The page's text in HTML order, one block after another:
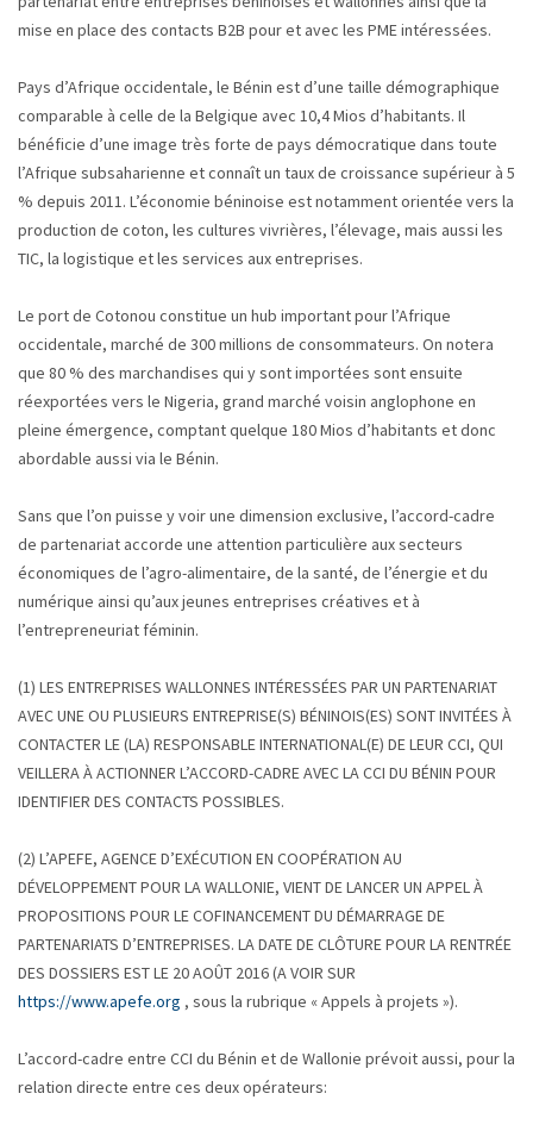
mise en place des contacts B2B pour et avec les PME intéressées.
Pays d’Afrique occidentale, le Bénin est d’une taille démographique
comparable à celle de la Belgique avec 10,4 Mios d’habitants. Il
bénéficie d’une image très forte de pays démocratique dans toute
l’Afrique subsaharienne et connaît un taux de croissance supérieur à 5
% depuis 2011. L’économie béninoise est notamment orientée vers la
production de coton, les cultures vivrières, l’élevage, mais aussi les
TIC, la logistique et les services aux entreprises.
Le port de Cotonou constitue un hub important pour l’Afrique
occidentale, marché de 300 millions de consommateurs. On notera
que 80 % des marchandises qui y sont importées sont ensuite
réexportées vers le Nigeria, grand marché voisin anglophone en
pleine émergence, comptant quelque 180 Mios d’habitants et donc
abordable aussi via le Bénin.
Sans que l’on puisse y voir une dimension exclusive, l’accord-cadre
de partenariat accorde une attention particulière aux secteurs
économiques de l’agro-alimentaire, de la santé, de l’énergie et du
numérique ainsi qu’aux jeunes entreprises créatives et à
l’entrepreneuriat féminin.
(1) LES ENTREPRISES WALLONNES INTÉRESSÉES PAR UN PARTENARIAT
AVEC UNE OU PLUSIEURS ENTREPRISE(S) BÉNINOIS(ES) SONT INVITÉES À
CONTACTER LE (LA) RESPONSABLE INTERNATIONAL(E) DE LEUR CCI, QUI
VEILLERA À ACTIONNER L’ACCORD-CADRE AVEC LA CCI DU BÉNIN POUR
IDENTIFIER DES CONTACTS POSSIBLES.
(2) L’APEFE, AGENCE D’EXÉCUTION EN COOPÉRATION AU
DÉVELOPPEMENT POUR LA WALLONIE, VIENT DE LANCER UN APPEL À
PROPOSITIONS POUR LE COFINANCEMENT DU DÉMARRAGE DE
PARTENARIATS D’ENTREPRISES. LA DATE DE CLÔTURE POUR LA RENTRÉE
DES DOSSIERS EST LE 20 AOÛT 2016 (A VOIR SUR
https://www.apefe.org , sous la rubrique « Appels à projets »).
L’accord-cadre entre CCI du Bénin et de Wallonie prévoit aussi, pour la
relation directe entre ces deux opérateurs: